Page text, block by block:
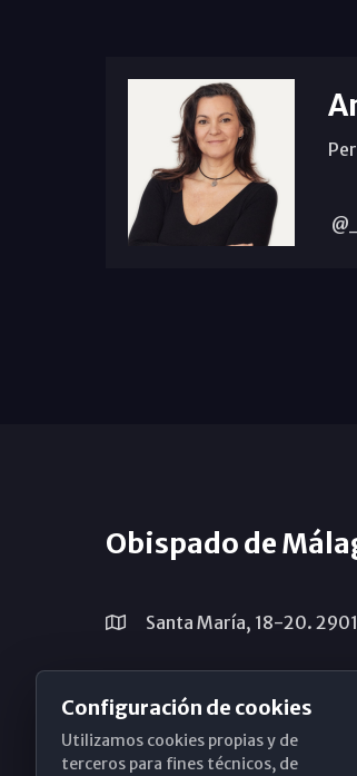
Obispado de
Santa María, 18-20.
(+34) 952 224 386
Configuración de cookies
Utilizamos cookies propias y de
terceros para fines técnicos, de